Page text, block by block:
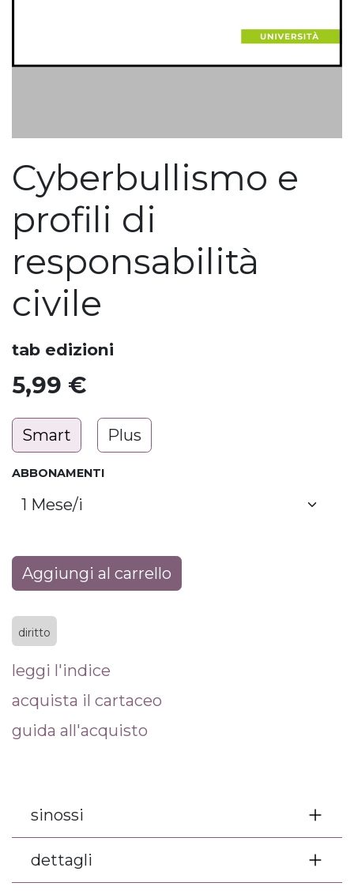
Cyberbullismo e
profili di
responsabilità
civile
tab edizioni
5,99 €
Smart Plus
ABBONAMENTI
Aggiungi al carrello
diritto
leggi l'indice
acquista il cartaceo
guida all'acquisto
sinossi
dettagli